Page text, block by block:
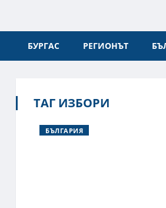
БУРГАС РЕГИОНЪТ
ТАГ ИЗБОРИ
БЪЛГАРИЯ